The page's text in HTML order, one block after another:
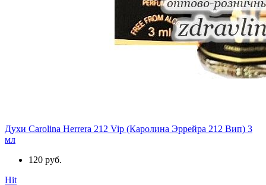
Духи Carolina Herrera 212 Vip (Каролина Эррейра 212 Вип) 3
мл
120 руб.
Hit